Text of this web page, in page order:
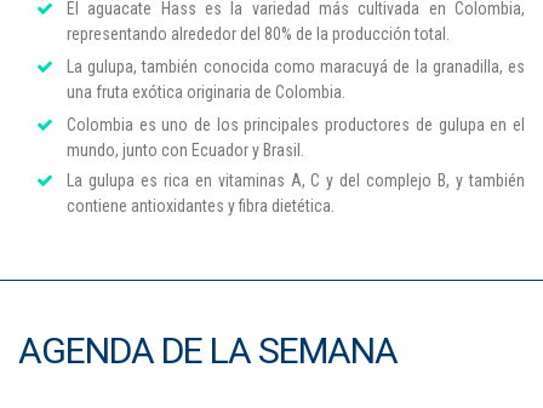
El aguacate Hass es la variedad más cultivada en Colombia,
representando alrededor del 80% de la producción total.
La gulupa, también conocida como maracuyá de la granadilla, es
una fruta exótica originaria de Colombia.
Colombia es uno de los principales productores de gulupa en el
mundo, junto con Ecuador y Brasil.
La gulupa es rica en vitaminas A, C y del complejo B, y también
contiene antioxidantes y fibra dietética.
AGENDA DE LA SEMANA